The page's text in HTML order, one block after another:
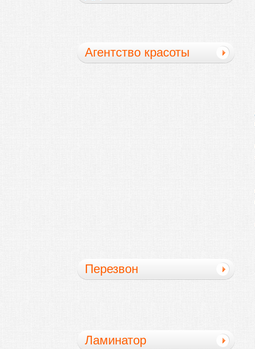
Агентство красоты
Перезвон
Ламинатор